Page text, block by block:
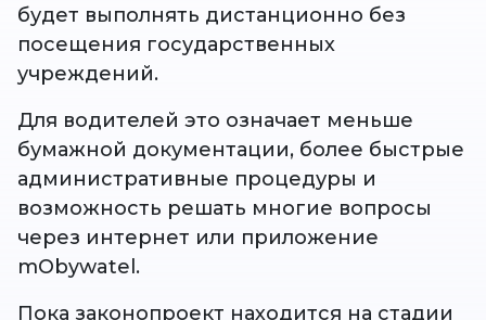
будет выполнять дистанционно без
посещения государственных
учреждений.
Для водителей это означает меньше
бумажной документации, более быстрые
административные процедуры и
возможность решать многие вопросы
через интернет или приложение
mObywatel.
Пока законопроект находится на стадии